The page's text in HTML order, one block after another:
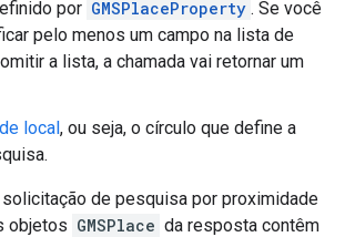
por GMSPlaceProperty . Se você
pelo menos um campo na lista de
a lista, a chamada vai retornar um
local, ou seja, o círculo que define a
de pesquisa por proximidade
objetos GMSPlace da resposta contêm